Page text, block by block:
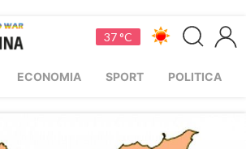
37 °C
ECONOMIA SPORT POLITICA